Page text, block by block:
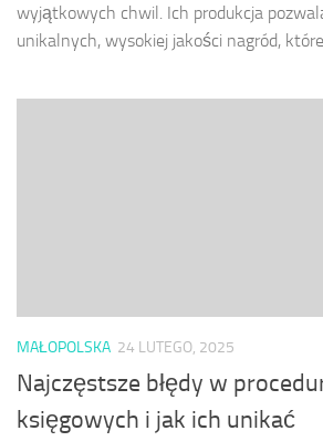
wyjątkowych chwil. Ich produkcja
unikalnych, wysokiej jakości nagród, które
MAŁOPOLSKA 24 LUTEGO, 2025
Najczęstsze błędy w
księgowych i jak ich unikać